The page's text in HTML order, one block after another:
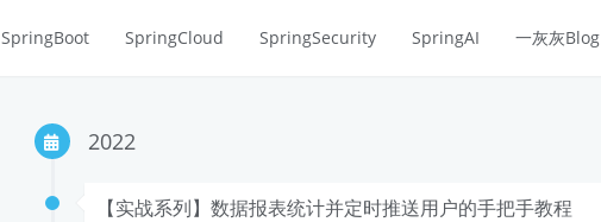
SpringBoot SpringCloud SpringSecurity SpringAI 一灰灰Blog
2022
【实战系列】数据报表统计并定时推送用户的手把手教程